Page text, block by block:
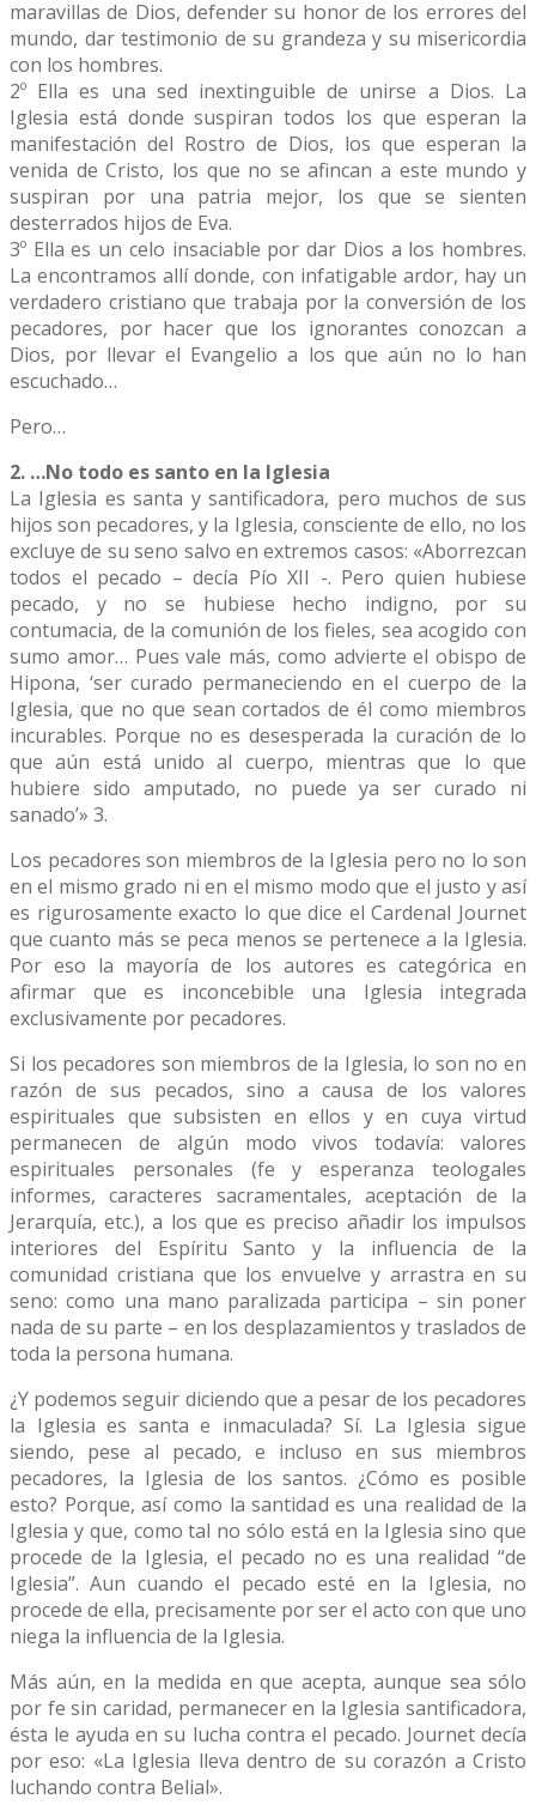
maravillas de Dios, defender su honor de los errores del
mundo, dar testimonio de su grandeza y su misericordia
con los hombres.
2º Ella es una sed inextinguible de unirse a Dios. La
Iglesia está donde suspiran todos los que esperan la
manifestación del Rostro de Dios, los que esperan la
venida de Cristo, los que no se afincan a este mundo y
suspiran por una patria mejor, los que se sienten
desterrados hijos de Eva.
3º Ella es un celo insaciable por dar Dios a los hombres.
La encontramos allí donde, con infatigable ardor, hay un
verdadero cristiano que trabaja por la conversión de los
pecadores, por hacer que los ignorantes conozcan a
Dios, por llevar el Evangelio a los que aún no lo han
escuchado…
Pero…
2. …No todo es santo en la Iglesia
La Iglesia es santa y santificadora, pero muchos de sus
hijos son pecadores, y la Iglesia, consciente de ello, no los
excluye de su seno salvo en extremos casos: «Aborrezcan
todos el pecado – decía Pío XII -. Pero quien hubiese
pecado, y no se hubiese hecho indigno, por su
contumacia, de la comunión de los fieles, sea acogido con
sumo amor… Pues vale más, como advierte el obispo de
Hipona, ‘ser curado permaneciendo en el cuerpo de la
Iglesia, que no que sean cortados de él como miembros
incurables. Porque no es desesperada la curación de lo
que aún está unido al cuerpo, mientras que lo que
hubiere sido amputado, no puede ya ser curado ni
sanado’» 3.
Los pecadores son miembros de la Iglesia pero no lo son
en el mismo grado ni en el mismo modo que el justo y así
es rigurosamente exacto lo que dice el Cardenal Journet
que cuanto más se peca menos se pertenece a la Iglesia.
Por eso la mayoría de los autores es categórica en
afirmar que es inconcebible una Iglesia integrada
exclusivamente por pecadores.
Si los pecadores son miembros de la Iglesia, lo son no en
razón de sus pecados, sino a causa de los valores
espirituales que subsisten en ellos y en cuya virtud
permanecen de algún modo vivos todavía: valores
espirituales personales (fe y esperanza teologales
informes, caracteres sacramentales, aceptación de la
Jerarquía, etc.), a los que es preciso añadir los impulsos
interiores del Espíritu Santo y la influencia de la
comunidad cristiana que los envuelve y arrastra en su
seno: como una mano paralizada participa – sin poner
nada de su parte – en los desplazamientos y traslados de
toda la persona humana.
¿Y podemos seguir diciendo que a pesar de los pecadores
la Iglesia es santa e inmaculada? Sí. La Iglesia sigue
siendo, pese al pecado, e incluso en sus miembros
pecadores, la Iglesia de los santos. ¿Cómo es posible
esto? Porque, así como la santidad es una realidad de la
Iglesia y que, como tal no sólo está en la Iglesia sino que
procede de la Iglesia, el pecado no es una realidad “de
Iglesia”. Aun cuando el pecado esté en la Iglesia, no
procede de ella, precisamente por ser el acto con que uno
niega la influencia de la Iglesia.
Más aún, en la medida en que acepta, aunque sea sólo
por fe sin caridad, permanecer en la Iglesia santificadora,
ésta le ayuda en su lucha contra el pecado. Journet decía
por eso: «La Iglesia lleva dentro de su corazón a Cristo
luchando contra Belial».